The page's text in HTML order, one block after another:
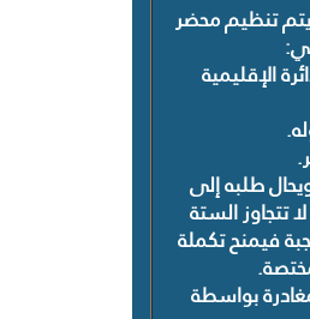
يتم تنظيم محضر
الإقليمية
طلبه إلى
تتجاوز الستة
فيمنح تكملة
بواسطة